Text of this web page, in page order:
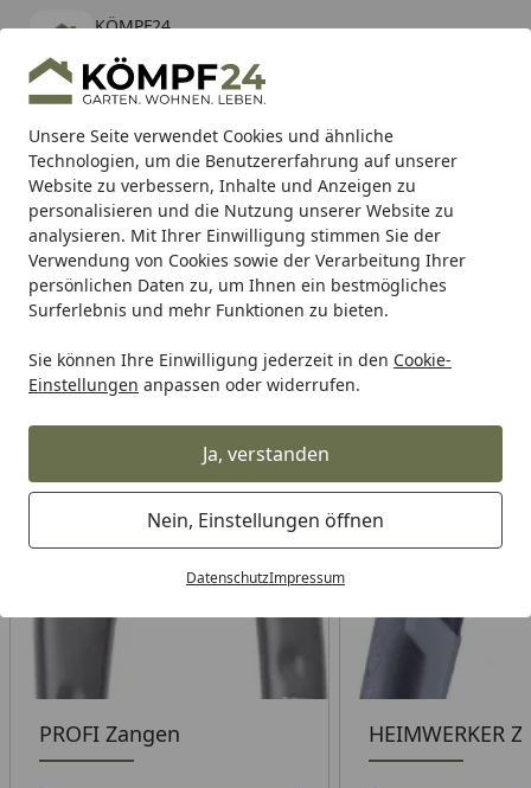
Unsere Seite verwendet Cookies und ähnliche
Technologien, um die Benutzererfahrung auf unserer
Website zu verbessern, Inhalte und Anzeigen zu
personalisieren und die Nutzung unserer Website zu
analysieren. Mit Ihrer Einwilligung stimmen Sie der
Verwendung von Cookies sowie der Verarbeitung Ihrer
persönlichen Daten zu, um Ihnen ein bestmögliches
Surferlebnis und mehr Funktionen zu bieten.
Sie können Ihre Einwilligung jederzeit in den Cookie-
Einstellungen anpassen oder widerrufen.
Ja, verstanden
Nein, Einstellungen öffnen
DatenschutzImpressum
KÖMPF24
kostenlos - Im App Store
Hotline
Alle Produkte
Mein Konto
Suchen
Karibu Pools inkl. gratis Sandfilteranlage & Pool-
Starterset (Gesamtwert bis 468,99€)
Startseite
kwb HEIMWERKER Produkte Handwerkzeug
KWB Zangen
Wählen Sie Ihre Wunschkategorie
PROFI Zangen HEIMWERKER